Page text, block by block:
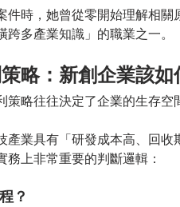
件時，她曾從零開始理解相
多產業知識」的職業之一。
略：新創企業該如
略往往決定了企業的生存空
產業具有「研發成本高、回
上非常重要的判斷邏輯：
？